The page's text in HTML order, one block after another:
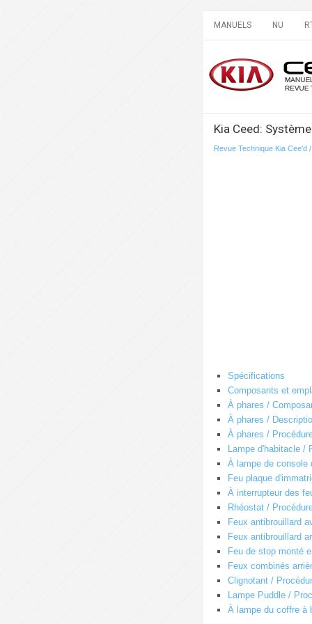
MANUELS NU
Kia Ceed:
Revue Technique Kia Cee'd
Spécifications
Composants et
À phares /
À phares /
À phares /
Lampe d'habitacle /
À lampe de console
Feu plaque
À interrupteur des
Rhéostat /
Feux antibrouillard
Feux antibrouillard
Feu de stop monté
Feux combinés
Clignotant /
Lampe Puddle /
À lampe du coffre à